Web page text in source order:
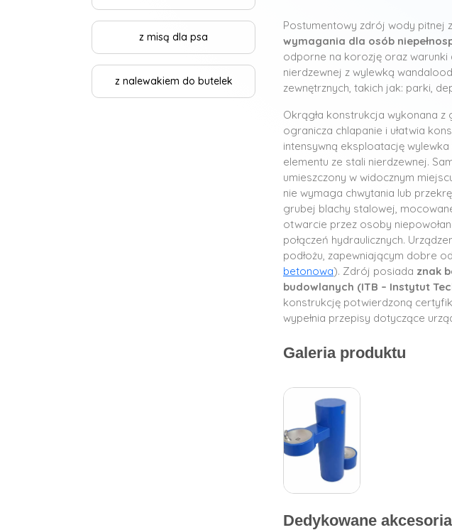
z misą dla psa
z nalewakiem do butelek
Postumentowy zdrój wody pitnej
wymagania dla osób
odporne na korozję oraz warunki
nierdzewnej z wylewką
zewnętrznych, takich jak: parki,
Okrągła konstrukcja wykonana z
ogranicza chlapanie i ułatwia
intensywną eksploatację
elementu ze stali nierdzewnej.
umieszczony w widocznym
nie wymaga chwytania lub
grubej blachy stalowej,
otwarcie przez osoby
połączeń hydraulicznych.
podłożu, zapewniającym dobre
betonowa). Zdrój posiada znak
budowlanych (ITB – Instytut
konstrukcję potwierdzoną
wypełnia przepisy dotyczące
Galeria produktu
Dedykowane akcesoria